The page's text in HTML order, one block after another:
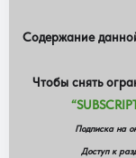
Содержание
Чтобы снять
Подписка на
Доступ к